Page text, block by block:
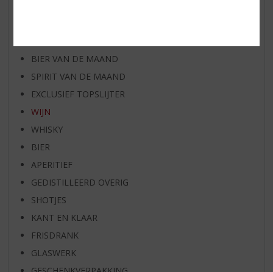
BIER VAN DE MAAND
SPIRIT VAN DE MAAND
EXCLUSIEF TOPSLIJTER
WIJN
WHISKY
BIER
APERITIEF
GEDISTILLEERD OVERIG
SHOTJES
KANT EN KLAAR
FRISDRANK
GLASWERK